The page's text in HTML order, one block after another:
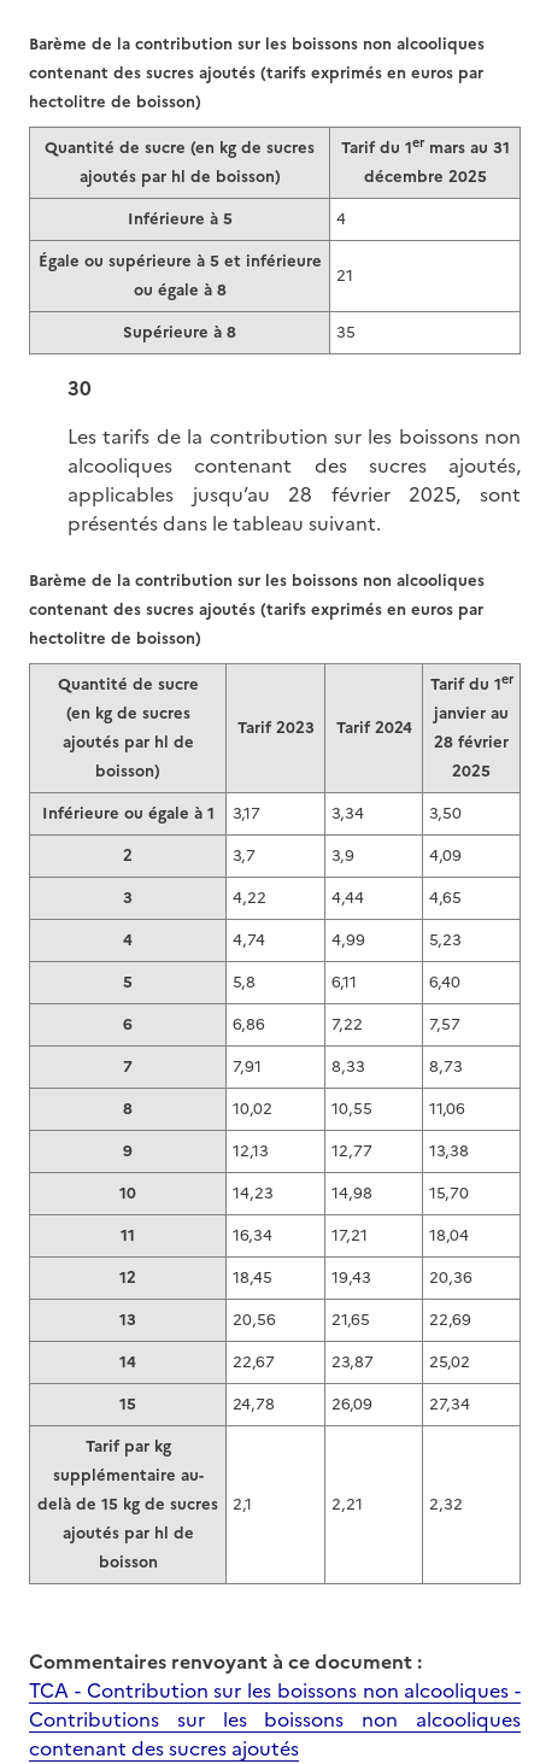
Barème de la contribution sur les boissons non alcooliques
contenant des sucres ajoutés (tarifs exprimés en euros par
hectolitre de boisson)
Quantité de sucre (en kg de sucres
ajoutés par hl de boisson)
Tarif du 1ermars au 31
décembre 2025
Inférieure à 5
4
Égale ou supérieure à 5 et inférieure
ou égale à 8
21
Supérieure à 8 35
30
Les tarifs de la contribution sur les boissons non
alcooliques contenant des sucres ajoutés,
applicables jusqu’au 28 février 2025, sont
présentés dans le tableau suivant.
Barème de la contribution sur les boissons non alcooliques
contenant des sucres ajoutés (tarifs exprimés en euros par
hectolitre de boisson)
Quantité de sucre
(en kg de sucres
ajoutés par hl de
boisson)
Tarif 2023 Tarif 2024
Tarif du 1er
janvier au
28 février
2025
Inférieure ou égale à 1
3,17 3,34
3,50
2
3,7 3,9
4,09
3
4,22 4,44
4,65
4
4,74 4,99
5,23
5
5,8 6,11
6,40
6
6,86 7,22
7,57
7
7,91 8,33
8,73
8
10,02 10,55
11,06
9
12,13 12,77
13,38
10
14,23 14,98
15,70
11
16,34 17,21
18,04
12
18,45 19,43
20,36
13
20,56 21,65
22,69
14
22,67 23,87
25,02
15
24,78 26,09
27,34
Tarif par kg
supplémentaire au-
delà de 15 kg de sucres
ajoutés par hl de
boisson
2,1 2,21 2,32
Commentaires renvoyant à ce document :
TCA - Contribution sur les boissons non alcooliques -
Contributions sur les boissons non alcooliques
contenant des sucres ajoutés